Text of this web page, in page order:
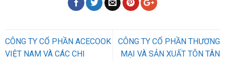
CÔNG TY CỔ PHẦN ACECOOK
VIỆT NAM VÀ CÁC CHI
CÔNG TY CỔ PHẦN THƯƠNG
MẠI VÀ SẢN XUẤT TÔN TÂN